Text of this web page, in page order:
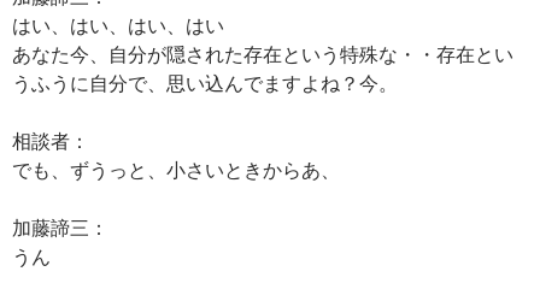
はい、はい、はい、はい
あなた今、自分が隠された存在という特殊な・・存在とい
うふうに自分で、思い込んでますよね？今。
相談者：
でも、ずうっと、小さいときからあ、
加藤諦三：
うん